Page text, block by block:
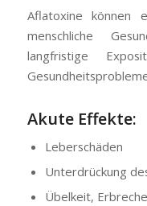
Aflatoxine können
menschliche
langfristige
Akute Effekte:
Leberschäden
Unterdrückung
Übelkeit,